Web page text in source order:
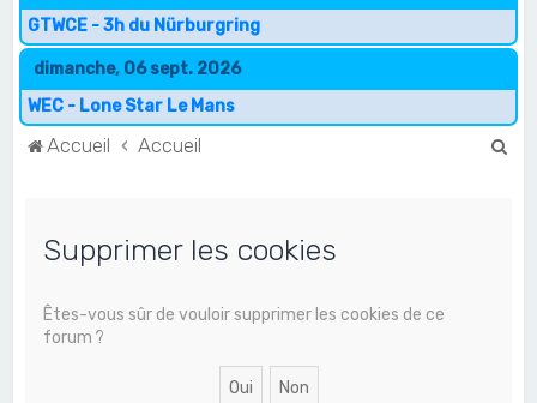
GTWCE - 3h du Nürburgring
dimanche, 06 sept. 2026
WEC - Lone Star Le Mans
Accueil Accueil
Supprimer les cookies
Êtes-vous sûr de vouloir supprimer les cookies de ce
forum ?